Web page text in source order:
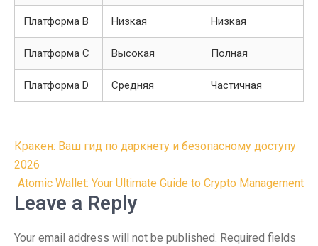
Платформа B Низкая Низкая
Платформа C Высокая Полная
Платформа D Средняя Частичная
Post
navigation
Кракен: Ваш гид по даркнету и безопасному доступу
2026
Atomic Wallet: Your Ultimate Guide to Crypto Management
Leave a Reply
Your email address will not be published. Required fields